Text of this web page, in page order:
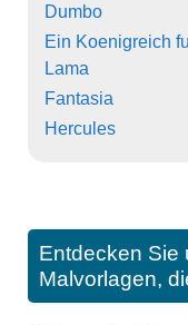
Dumbo
Ein Koenigreich
Lama
Fantasia
Hercules
Entdecken Sie
Malvorlagen,